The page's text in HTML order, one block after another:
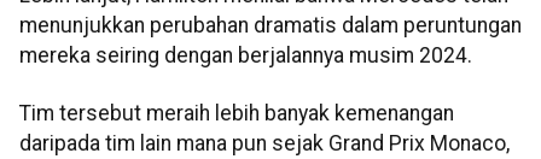
menunjukkan perubahan dramatis dalam peruntungan
mereka seiring dengan berjalannya musim 2024.
Tim tersebut meraih lebih banyak kemenangan
daripada tim lain mana pun sejak Grand Prix Monaco,